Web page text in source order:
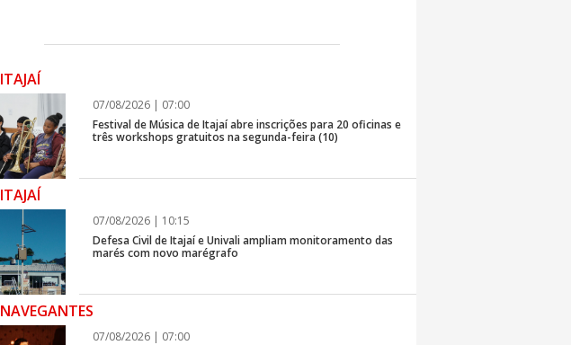
ITAJAÍ
07/08/2026 | 07:00
Festival de Música de Itajaí abre inscrições para 20 oficinas e
três workshops gratuitos na segunda-feira (10)
ITAJAÍ
07/08/2026 | 10:15
Defesa Civil de Itajaí e Univali ampliam monitoramento das
marés com novo marégrafo
NAVEGANTES
07/08/2026 | 07:00